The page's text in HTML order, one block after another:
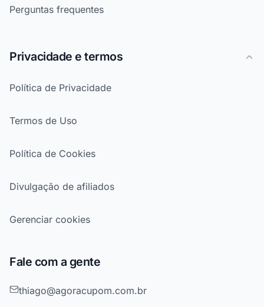
Perguntas frequentes
Privacidade e termos
Política de Privacidade
Termos de Uso
Política de Cookies
Divulgação de afiliados
Gerenciar cookies
Fale com a gente
thiago@agoracupom.com.br